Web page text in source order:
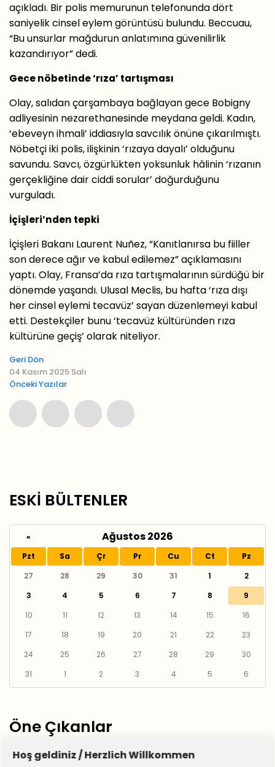
açıkladı. Bir polis memurunun telefonunda dört
saniyelik cinsel eylem görüntüsü bulundu. Beccuau,
“Bu unsurlar mağdurun anlatımına güvenilirlik
kazandırıyor” dedi.
Gece nöbetinde ‘rıza’ tartışması
Olay, salıdan çarşambaya bağlayan gece Bobigny
adliyesinin nezarethanesinde meydana geldi. Kadın,
‘ebeveyn ihmali’ iddiasıyla savcılık önüne çıkarılmıştı.
Nöbetçi iki polis, ilişkinin ‘rızaya dayalı’ olduğunu
savundu. Savcı, özgürlükten yoksunluk hâlinin ‘rızanın
gerçekliğine dair ciddi sorular’ doğurduğunu
vurguladı.
İçişleri’nden tepki
İçişleri Bakanı Laurent Nuñez, “Kanıtlanırsa bu fiiller
son derece ağır ve kabul edilemez” açıklamasını
yaptı. Olay, Fransa’da rıza tartışmalarının sürdüğü bir
dönemde yaşandı. Ulusal Meclis, bu hafta ‘rıza dışı
her cinsel eylemi tecavüz’ sayan düzenlemeyi kabul
etti. Destekçiler bunu ‘tecavüz kültüründen rıza
kültürüne geçiş’ olarak niteliyor.
Geri Dön
04 Kasım 2025 Salı
Önceki Yazılar
ESKİ BÜLTENLER
« Ağustos 2026
Pzt Sa Çr Pr Cu Ct
Pz
27
28 29 30 31 1
2
3
4 5 6 7 8
9
10
11 12 13 14 15
16
17
18 19 20 21 22
23
24
25 26 27 28 29
30
31
1 2 3 4 5 6
Öne Çıkanlar
Hoş geldiniz / Herzlich Willkommen